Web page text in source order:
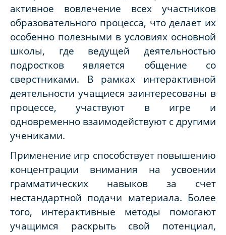
активное вовлечение всех участников
образовательного процесса, что делает их
особенно полезными в условиях основной
школы, где ведущей деятельностью
подростков является общение со
сверстниками. В рамках интерактивной
деятельности учащиеся заинтересованы в
процессе, участвуют в игре и
одновременно взаимодействуют с другими
учениками.
Применение игр способствует повышению
концентрации внимания на усвоении
грамматических навыков за счет
нестандартной подачи материала. Более
того, интерактивные методы помогают
учащимся раскрыть свой потенциал,